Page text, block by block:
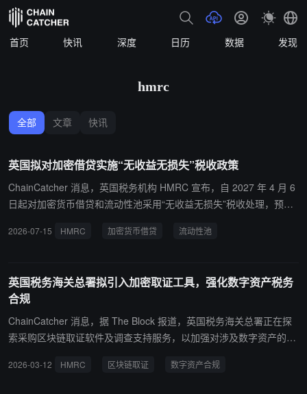
首页 快讯 深度 日历 数据 发现
hmrc
全部 文章 快讯
英国拟对加密借贷实施“无收益无损失”税收政策
ChainCatcher 消息，英国税务机构 HMRC 宣布，自 2027 年 4 月 6
日起对加密货币借贷和流动性池采用“无收益无损失”税收处理，预计
2026-07-15 HMRC 加密货币借贷 流动性池
英国税务海关总署拟引入加密取证工具，强化数字资产税务
合规
ChainCatcher 消息，据 The Block 报道，英国税务海关总署正在探
索采购区块链取证软件及调查支持服务，以加强对涉及数字资产的洗
拟采购许可及调查支持服务，涵盖区块链数据查询、跨链交易追踪、
2026-03-12 HMRC 区块链取证 数字资产合规